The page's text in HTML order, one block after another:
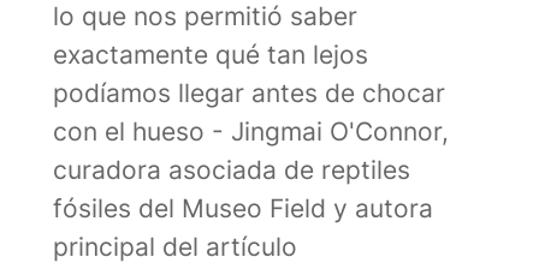
lo que nos permitió saber
exactamente qué tan lejos
podíamos llegar antes de chocar
con el hueso - Jingmai O'Connor,
curadora asociada de reptiles
fósiles del Museo Field y autora
principal del artículo